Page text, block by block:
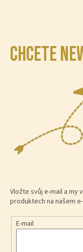
CHCETE
Vložte svůj e-mail a my
produktech na našem
E-mail